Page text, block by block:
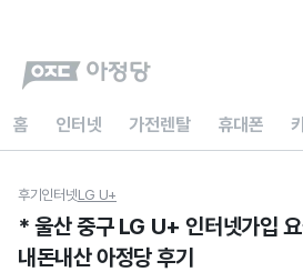
홈 인터넷 가전렌탈 휴대폰
후기 인터넷LG U+
* 울산 중구 LG U+ 인터넷가입
내돈내산 아정당 후기